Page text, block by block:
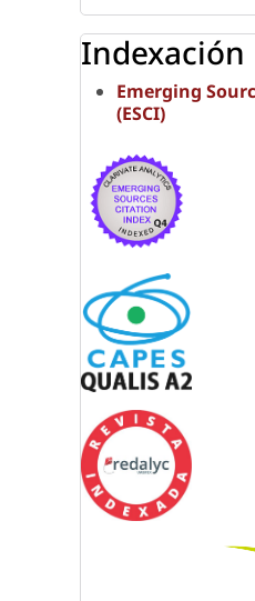
Indexación
Emerging
(ESCI)